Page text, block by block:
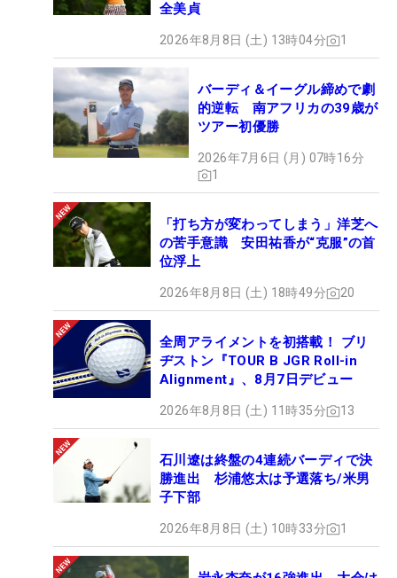
全美貞
2026年8月8日 (土) 13時04分 1
バーディ＆イーグル締めで劇
的逆転 南アフリカの39歳が
ツアー初優勝
2026年7月6日 (月) 07時16分
1
「打ち方が変わってしまう」洋芝へ
の苦手意識 安田祐香が“克服”の首
位浮上
2026年8月8日 (土) 18時49分 20
全周アライメントを初搭載！ ブリ
ヂストン『TOUR B JGR Roll-in
Alignment』、8月7日デビュー
2026年8月8日 (土) 11時35分 13
石川遼は終盤の4連続バーディで決
勝進出 杉浦悠太は予選落ち/米男
子下部
2026年8月8日 (土) 10時33分 1